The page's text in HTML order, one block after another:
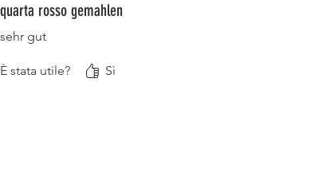
quarta rosso gemahlen
sehr gut
È stata utile? Sì